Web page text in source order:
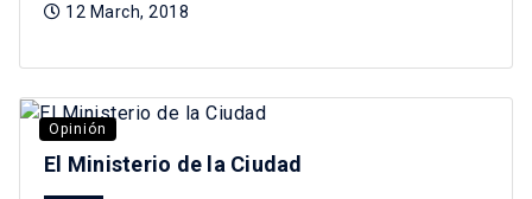
12 March, 2018
Opinión
El Ministerio de la Ciudad